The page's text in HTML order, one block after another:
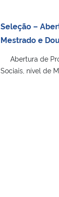
Seleção –
Mestrado e
Abertura de
Sociais, nível de